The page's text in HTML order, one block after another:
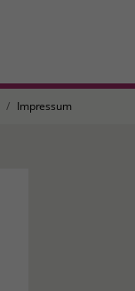
Impressum